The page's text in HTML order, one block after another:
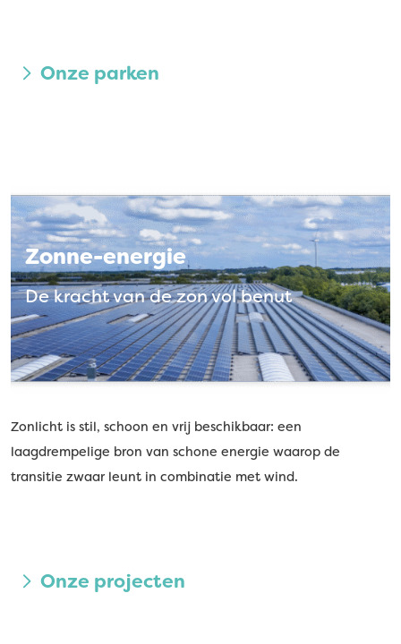
Onze parken
Zonne-energie
De kracht van de zon vol benut
Zonlicht is stil, schoon en vrij beschikbaar: een
laagdrempelige bron van schone energie waarop de
transitie zwaar leunt in combinatie met wind.
Onze projecten